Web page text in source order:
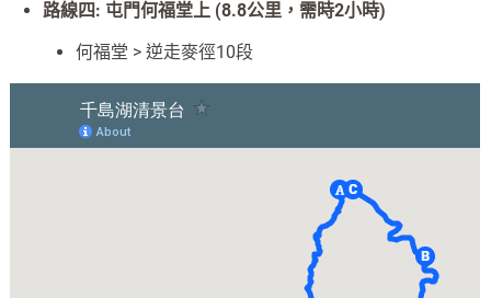
路線四: 屯門何福堂上 (8.8公里，需時2小時)
何福堂 > 逆走麥徑10段